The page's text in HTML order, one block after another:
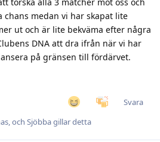
chans medan vi har skapat lite
ut och är lite bekväma efter några
DNA att dra ifrån när vi har
på gränsen till fördärvet.
Svara
, och Sjöbbagillar detta